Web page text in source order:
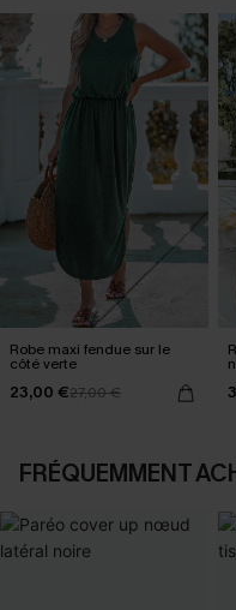
Robe maxi fendue sur le
côté verte
23,00 €27,00 €
FRÉQUEMMENT